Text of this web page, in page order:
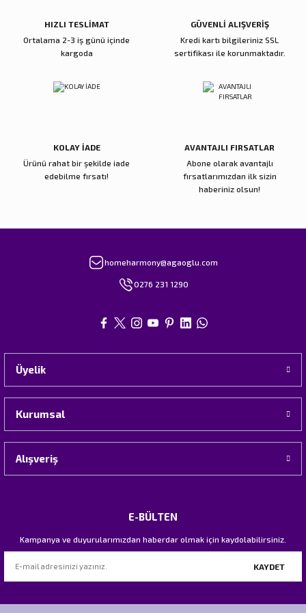
HIZLI TESLİMAT
Ortalama 2-3 iş günü içinde
kargoda
GÜVENLİ ALIŞVERİŞ
Kredi kartı bilgileriniz SSL
sertifikası ile korunmaktadır.
KOLAY İADE
Ürünü rahat bir şekilde iade
edebilme fırsatı!
AVANTAJLI FIRSATLAR
Abone olarak avantajlı
fırsatlarımızdan ilk sizin
haberiniz olsun!
homeharmony@agaoglu.com
0276 231 1290
Üyelik
Kurumsal
Alışveriş
E-BÜLTEN
Kampanya ve duyurularımızdan haberdar olmak için kaydolabilirsiniz.
KAYDET